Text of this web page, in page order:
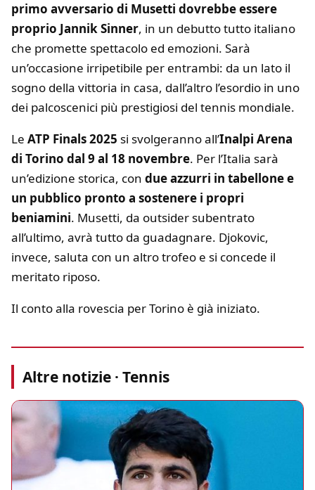
primo avversario di Musetti dovrebbe essere
proprio Jannik Sinner, in un debutto tutto italiano
che promette spettacolo ed emozioni. Sarà
un’occasione irripetibile per entrambi: da un lato il
sogno della vittoria in casa, dall’altro l’esordio in uno
dei palcoscenici più prestigiosi del tennis mondiale.
Le ATP Finals 2025 si svolgeranno all’Inalpi Arena
di Torino dal 9 al 18 novembre. Per l’Italia sarà
un’edizione storica, con due azzurri in tabellone e
un pubblico pronto a sostenere i propri
beniamini. Musetti, da outsider subentrato
all’ultimo, avrà tutto da guadagnare. Djokovic,
invece, saluta con un altro trofeo e si concede il
meritato riposo.
Il conto alla rovescia per Torino è già iniziato.
Altre notizie · Tennis